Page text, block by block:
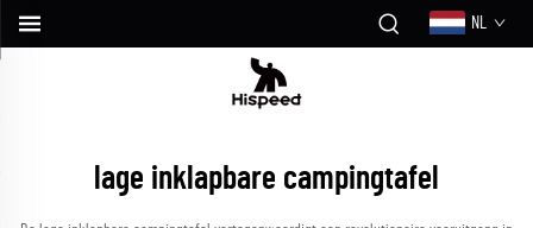
NL
lage inklapbare campingtafel